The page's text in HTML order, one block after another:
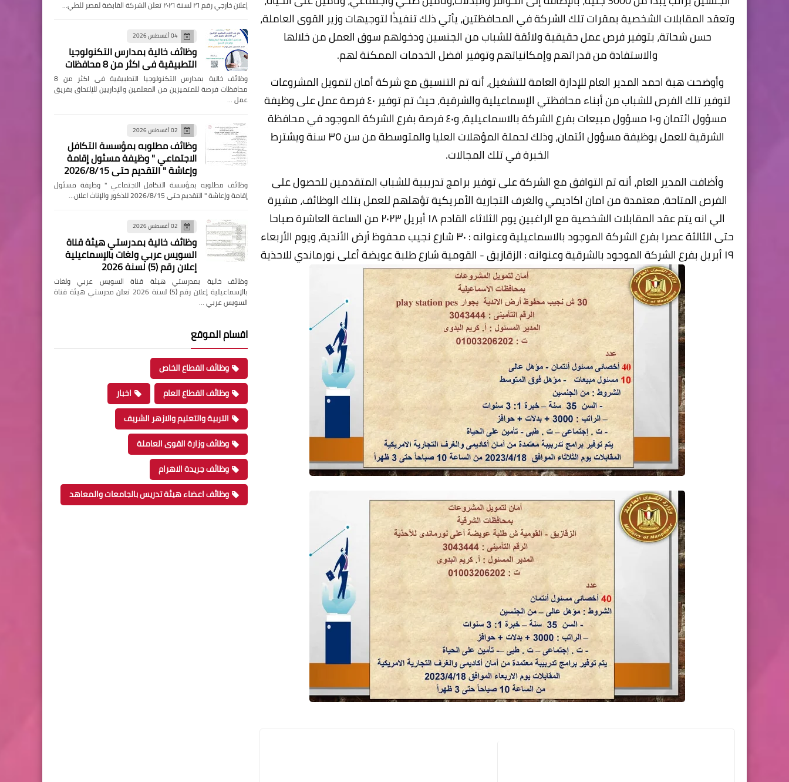
وتعقد المقابلات الشخصية بمقرات تلك الشركة في المحافظتين، يأتي ذلك تنفيذًا لتوجيهات وزير القوى العاملة،
حسن شحاتة، بتوفير فرص عمل حقيقية ولائقة للشباب من الجنسين ودخولهم سوق العمل من خلالها
والاستفادة من قدراتهم وإمكانياتهم وتوفير افضل الخدمات الممكنة لهم.
وأوضحت هبة احمد المدير العام للإدارة العامة للتشغيل، أنه تم التنسيق مع شركة أمان لتمويل المشروعات
لتوفير تلك الفرص للشباب من أبناء محافظتي الإسماعيلية والشرقية، حيث تم توفير ٤٠ فرصة عمل على وظيفة
مسؤول ائتمان و١٠ مسؤول مبيعات بفرع الشركة بالاسماعيلية، و٤٠ فرصة بفرع الشركة الموجود في محافظة
الشرقية للعمل بوظيفة مسؤول ائتمان، وذلك لحملة المؤهلات العليا والمتوسطة من سن ٣٥ سنة ويشترط
الخبرة في تلك المجالات.
وأضافت المدير العام، أنه تم التوافق مع الشركة على توفير برامج تدريبية للشباب المتقدمين للحصول على
الفرص المتاحة، معتمدة من امان اكاديمي والغرف التجارية الأمريكية تؤهلهم للعمل بتلك الوظائف، مشيرة
الي انه يتم عقد المقابلات الشخصية مع الراغبين يوم الثلاثاء القادم ١٨ أبريل ٢٠٢٣ من الساعة العاشرة صباحا
حتى الثالثة عصرا بفرع الشركة الموجود بالاسماعيلية وعنوانه : ٣٠ شارع نجيب محفوظ أرض الأندية، ويوم الأربعاء
١٩ أبريل بفرع الشركة الموجود بالشرقية وعنوانه : الزقازيق - القومية شارع طلبة عويضة أعلى نورماندي للاحذية
إعلان خارجي رقم ٢٦ لسنة ٢٠٢٦ تعلن الشركة القابضة لمصر للطي…
04 أغسطس 2026
وظائف خالية بمدارس التكنولوجيا
التطبيقية فى اكثر من 8 محافظات
وظائف خالية بمدارس التكنولوجيا التطبيقية فى اكثر من 8
محافظات فرصة للمتميزين من المعلمين والإداريين للإلتحاق بفريق
عمل …
02 أغسطس 2026
وظائف مطلوبه بمؤسسة التكافل
الاجتماعي " وظيفة مسئول إقامة
وإعاشة " التقديم حتى 2026/8/15
وظائف مطلوبه بمؤسسة التكافل الاجتماعي " وظيفة مسئول
إقامة وإعاشة " التقديم حتى 2026/8/15 للذكور والإناث اعلان…
02 أغسطس 2026
وظائف خالية بمدرستي هيئة قناة
السويس عربي ولغات بالإسماعيلية
إعلان رقم (5) لسنة 2026
وظائف خالية بمدرستي هيئة قناة السويس عربي ولغات
بالإسماعيلية إعلان رقم (5) لسنة 2026 تعلن مدرستي هيئة قناة
السويس عربي …
اقسام الموقع
وظائف القطاع الخاص
وظائف القطاع العام
اخبار
التربية والتعليم والازهر الشريف
وظائف وزارة القوى العاملة
وظائف جريدة الاهرام
وظائف اعضاء هيئة تدريس بالجامعات والمعاهد